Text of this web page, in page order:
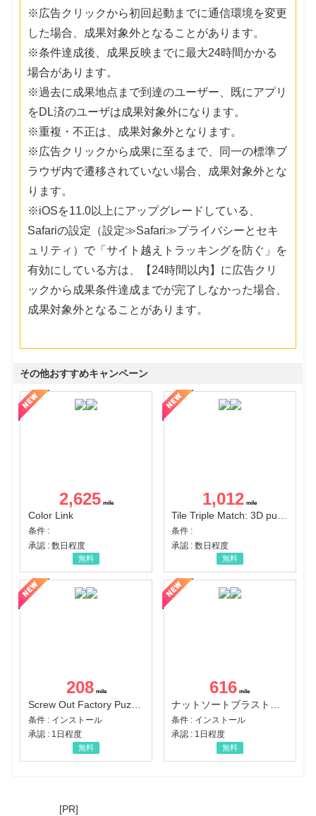
※広告クリックから初回起動までに通信環境を変更
した場合、成果対象外となることがあります。
※条件達成後、成果反映までに最大24時間かかる
場合があります。
※過去に成果地点まで到達のユーザー、既にアプリ
をDL済のユーザは成果対象外になります。
※重複・不正は、成果対象外となります。
※広告クリックから成果に至るまで、同一の標準ブ
ラウザ内で遷移されていない場合、成果対象外とな
ります。
※iOSを11.0以上にアップグレードしている、
Safariの設定（設定≫Safari≫プライバシーとセキ
ュリティ）で「サイト越えトラッキングを防ぐ」を
有効にしている方は、【24時間以内】に広告クリ
ックから成果条件達成までが完了しなかった場合、
成果対象外となることがあります。
その他おすすめキャンペーン
2,625
Color Link
条件 :
承認 : 数日程度
無料
1,012
Tile Triple Match: 3D puzzle
条件 :
承認 : 数日程度
無料
208
Screw Out Factory Puzzle 3D（経験値バーのマイルストーンを5にする（ユーザーレベル5に到達する））（Android）
条件 : インストール
承認 : 1日程度
無料
616
条件 : インストール
承認 : 1日程度
無料
[PR]